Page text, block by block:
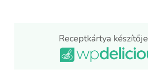
Receptkártya készítője